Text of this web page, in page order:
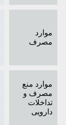
موارد
مصرف
موارد منع
مصرف و
تداخلات
دارویی